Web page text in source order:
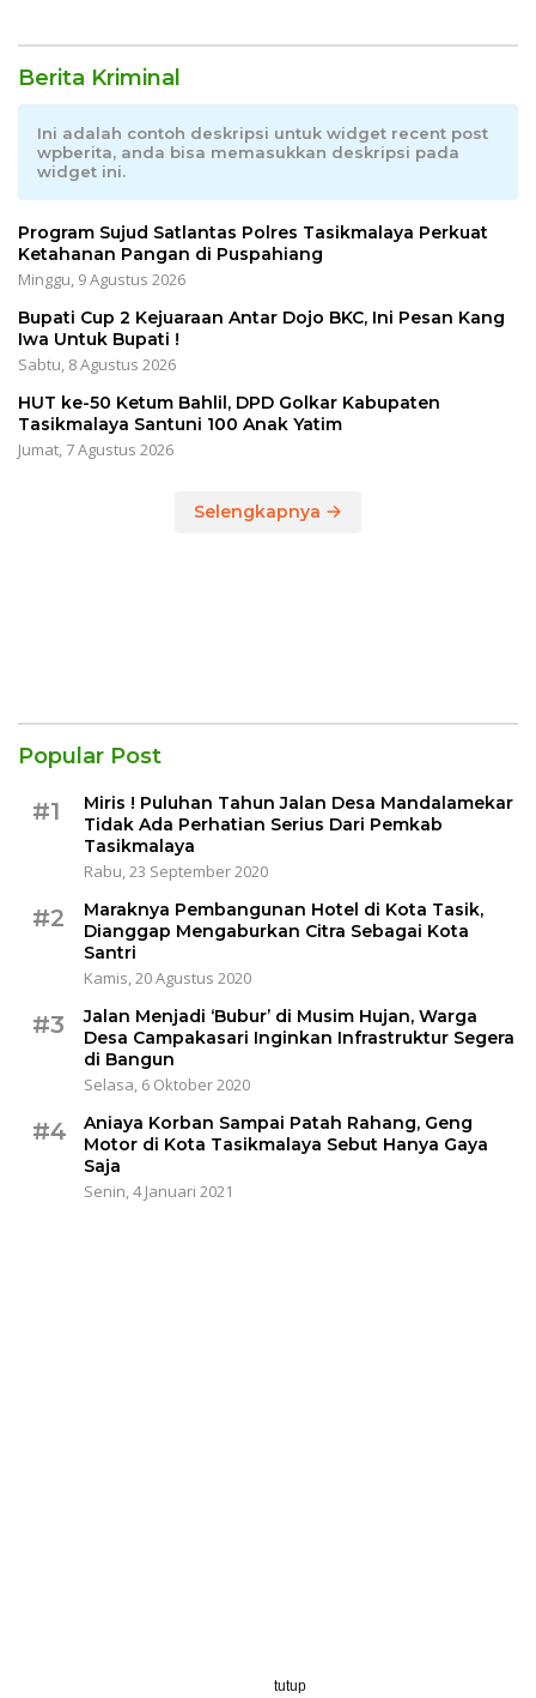
Berita Kriminal
Ini adalah contoh deskripsi untuk widget recent post
wpberita, anda bisa memasukkan deskripsi pada
widget ini.
Program Sujud Satlantas Polres Tasikmalaya Perkuat
Ketahanan Pangan di Puspahiang
Minggu, 9 Agustus 2026
Bupati Cup 2 Kejuaraan Antar Dojo BKC, Ini Pesan Kang
Iwa Untuk Bupati !
Sabtu, 8 Agustus 2026
HUT ke-50 Ketum Bahlil, DPD Golkar Kabupaten
Tasikmalaya Santuni 100 Anak Yatim
Jumat, 7 Agustus 2026
Selengkapnya
Popular Post
#1
Miris ! Puluhan Tahun Jalan Desa Mandalamekar
Tidak Ada Perhatian Serius Dari Pemkab
Tasikmalaya
Rabu, 23 September 2020
#2
Maraknya Pembangunan Hotel di Kota Tasik,
Dianggap Mengaburkan Citra Sebagai Kota
Santri
Kamis, 20 Agustus 2020
#3
Jalan Menjadi ‘Bubur’ di Musim Hujan, Warga
Desa Campakasari Inginkan Infrastruktur Segera
di Bangun
Selasa, 6 Oktober 2020
#4
Aniaya Korban Sampai Patah Rahang, Geng
Motor di Kota Tasikmalaya Sebut Hanya Gaya
Saja
Senin, 4 Januari 2021
tutup